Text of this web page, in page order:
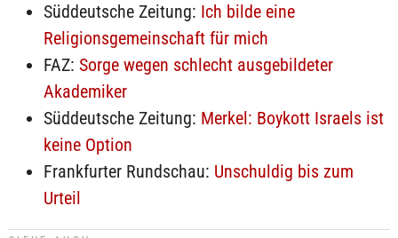
Süddeutsche Zeitung: Ich bilde eine
Religionsgemeinschaft für mich
FAZ: Sorge wegen schlecht ausgebildeter
Akademiker
Süddeutsche Zeitung: Merkel: Boykott Israels ist
keine Option
Frankfurter Rundschau: Unschuldig bis zum
Urteil